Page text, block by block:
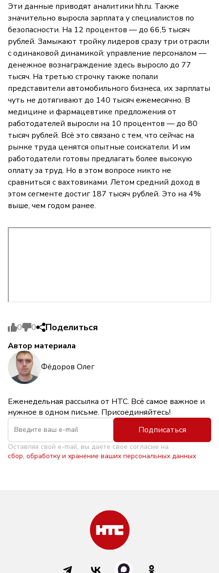
Эти данные приводят аналитики hh.ru. Также
значительно выросла зарплата у специалистов по
безопасности. На 12 процентов — до 66,5 тысяч
рублей. Замыкают тройку лидеров сразу три отрасли
с одинаковой динамикой: управление персоналом —
денежное вознаграждение здесь выросло до 77
тысяч. На третью строчку также попали
представители автомобильного бизнеса, их зарплаты
чуть не дотягивают до 140 тысяч ежемесячно. В
медицине и фармацевтике предложения от
работодателей выросли на 10 процентов — до 80
тысяч рублей. Всё это связано с тем, что сейчас на
рынке труда ценятся опытные соискатели. И им
работодатели готовы предлагать более высокую
оплату за труд. Но в этом вопросе никто не
сравниться с вахтовиками. Летом средний доход в
этом сегменте достиг 187 тысяч рублей. Это на 4%
выше, чем годом ранее.
0 0 Поделиться
Автор материала
Фёдоров Олег
Еженедельная рассылка от НТС. Всё самое важное и
нужное в одном письме. Присоединяйтесь!
Подписаться
Оставляя свой e-mail, вы даете свое согласие на
сбор, обработку и хранение ваших персональных данных